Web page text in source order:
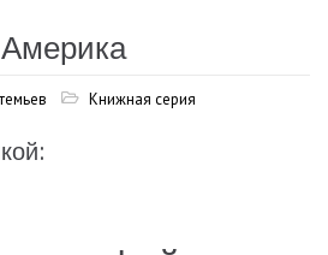
Америка
Книжная серия